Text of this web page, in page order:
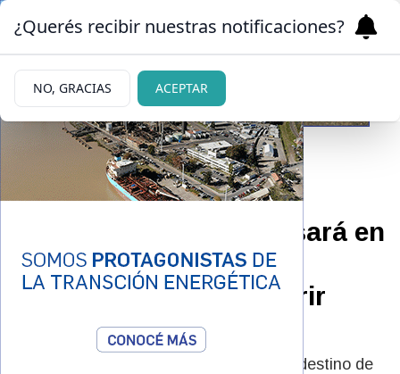
| 09/11/2025
El Tarot reveló qué pasará en
el futuro cercano con
Juanita Tinelli tras sufrir
amenazas de muerte
Misterio y predicción: el Tarot habló del destino de
¿Querés recibir nuestras notificaciones?
NO, GRACIAS ACEPTAR